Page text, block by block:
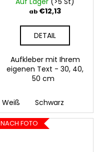
090 Silber 091 Gold
ab €12,13
DETAIL
Aufkleber mit Ihrem
eigenen Text - 30, 40,
50 cm
Weiß Schwarz
NACH FOTO